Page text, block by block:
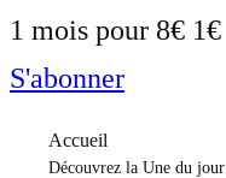
1 mois pour 8€ 1€
S'abonner
Accueil
Découvrez la Une du jour